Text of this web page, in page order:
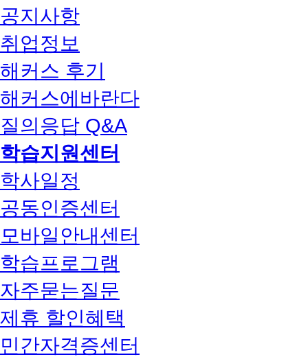
공지사항
취업정보
해커스 후기
해커스에바란다
질의응답 Q&A
학습지원센터
학사일정
공동인증센터
모바일안내센터
학습프로그램
자주묻는질문
제휴 할인혜택
민간자격증센터